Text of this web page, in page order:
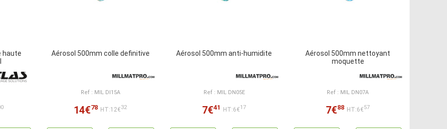
haute
Aérosol 500mm colle definitive
Ref : MIL DI15A
14€78 HT:12€32
Aérosol 500mm anti-humidite
Ref : MIL DN05E
7€41 HT:6€17
Aérosol 500mm nettoyant
moquette
Ref : MIL DN07A
7€88 HT:6€57